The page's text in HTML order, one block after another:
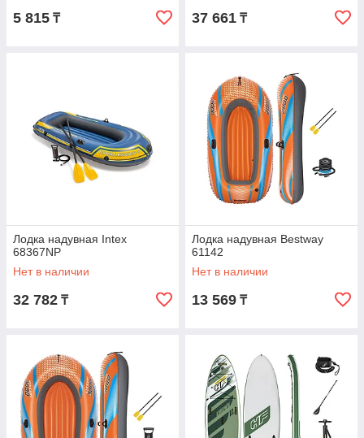
5 815 ₸ 37 661 ₸
Лодка надувная Intex
68367NP
Нет в наличии
32 782 ₸
Лодка надувная Bestway
61142
Нет в наличии
13 569 ₸